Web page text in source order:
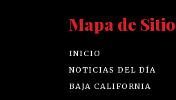
Mapa de Sitio
INICIO
NOTICIAS DEL DÍA
BAJA CALIFORNIA